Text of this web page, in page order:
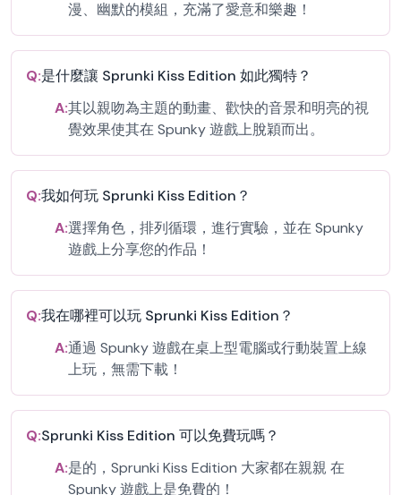
漫、幽默的模組，充滿了愛意和樂趣！
Q:是什麼讓 Sprunki Kiss Edition 如此獨特？
A:其以親吻為主題的動畫、歡快的音景和明亮的視
覺效果使其在 Spunky 遊戲上脫穎而出。
Q:我如何玩 Sprunki Kiss Edition？
A:選擇角色，排列循環，進行實驗，並在 Spunky
遊戲上分享您的作品！
Q:我在哪裡可以玩 Sprunki Kiss Edition？
A:通過 Spunky 遊戲在桌上型電腦或行動裝置上線
上玩，無需下載！
Q:Sprunki Kiss Edition 可以免費玩嗎？
A:是的，Sprunki Kiss Edition 大家都在親親 在
Spunky 遊戲上是免費的！